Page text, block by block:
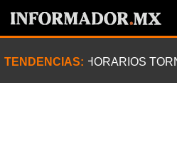
TENDENCIAS: HORARIOS